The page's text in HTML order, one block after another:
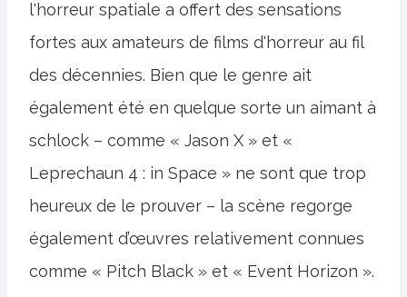
l'horreur spatiale a offert des sensations
fortes aux amateurs de films d'horreur au fil
des décennies. Bien que le genre ait
également été en quelque sorte un aimant à
schlock – comme « Jason X » et «
Leprechaun 4 : in Space » ne sont que trop
heureux de le prouver – la scène regorge
également d’œuvres relativement connues
comme « Pitch Black » et « Event Horizon ».